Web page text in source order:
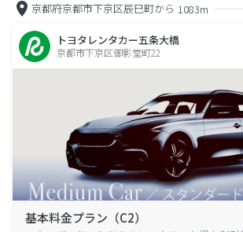
京都府京都市下京区辰巳町から 1083m
トヨタレンタカー五条大橋
京都市下京区御影堂町22
基本料金プラン（C2）